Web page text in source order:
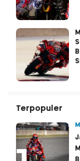
Terpopuler